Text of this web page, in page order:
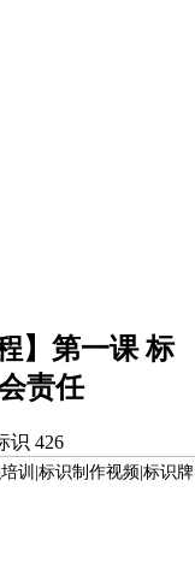
】第一课 标
责任
识 426